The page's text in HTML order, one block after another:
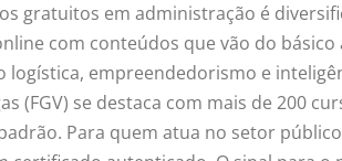
gratuitos em administração é
com conteúdos que vão do
logística, empreendedorismo e
(FGV) se destaca com mais de 200
Para quem atua no setor